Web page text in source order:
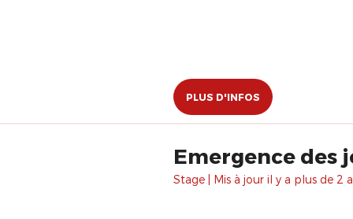
PLUS D'INFOS
Emergence des
Stage | Mis à jour il y a plus de 2